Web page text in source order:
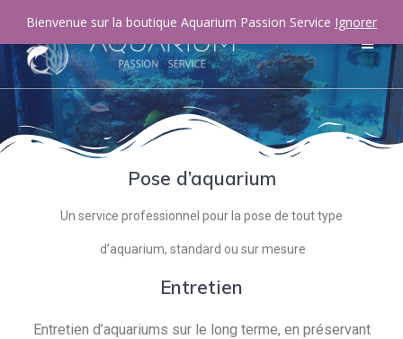
Pose d’aquarium
Un service professionnel pour la pose de tout type
d’aquarium, standard ou sur mesure
Entretien
Entretien d’aquariums sur le long terme, en préservant
Bienvenue sur la boutique Aquarium Passion Service Ignorer